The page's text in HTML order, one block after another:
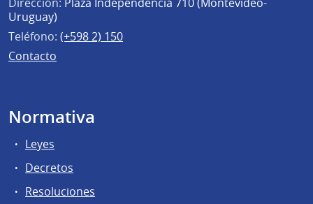
Uruguay)
Teléfono: (+598 2) 150
Contacto
Normativa
Leyes
Decretos
Resoluciones